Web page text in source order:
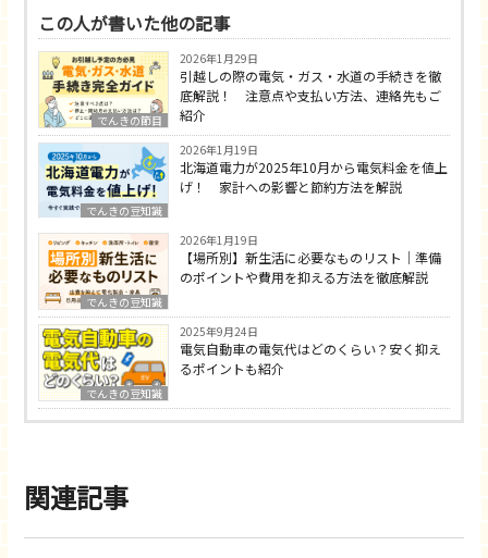
この人が書いた他の記事
でんきの節目
2026年1月29日
引越しの際の電気・ガス・水道の手続きを徹
底解説！ 注意点や支払い方法、連絡先もご
紹介
でんきの豆知識
2026年1月19日
北海道電力が2025年10月から電気料金を値上
げ！ 家計への影響と節約方法を解説
でんきの豆知識
2026年1月19日
【場所別】新生活に必要なものリスト｜準備
のポイントや費用を抑える方法を徹底解説
でんきの豆知識
2025年9月24日
電気自動車の電気代はどのくらい？安く抑え
るポイントも紹介
関連記事